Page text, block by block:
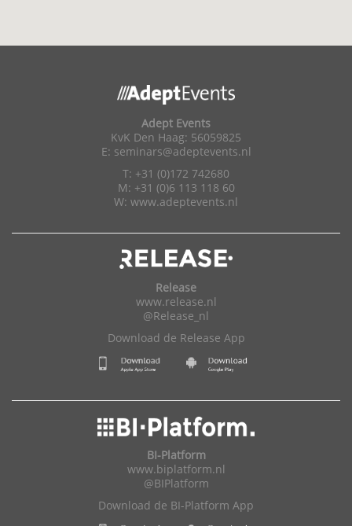
Adept Events
KvK Den Haag: 56059825
E: seminars@adeptevents.nl
T: +31 (0)172 742680
M: +31 (0)6 113 118 60
W: www.adeptevents.nl
Release
www.release.nl
@Release_nl
Download de Release App
BI-Platform
www.biplatform.nl
@BIPlatform
Download de BI-Platform App